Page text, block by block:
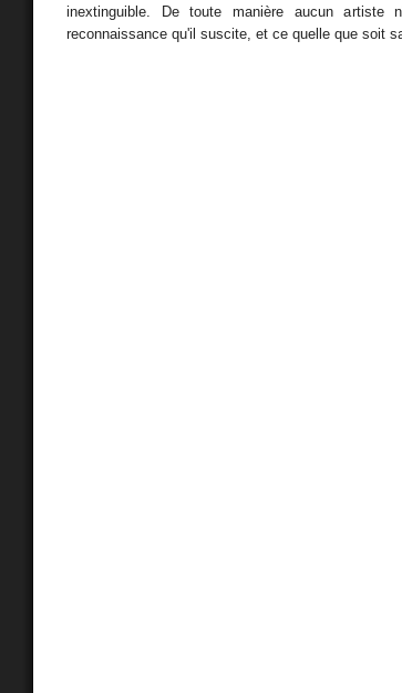
inextinguible. De toute manière aucun artiste
reconnaissance qu'il suscite, et ce quelle que soit